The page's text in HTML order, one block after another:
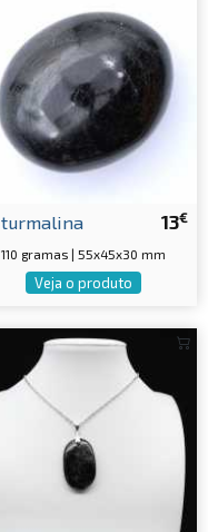
13€
turmalina
110 gramas | 55x45x30 mm
Veja o produto